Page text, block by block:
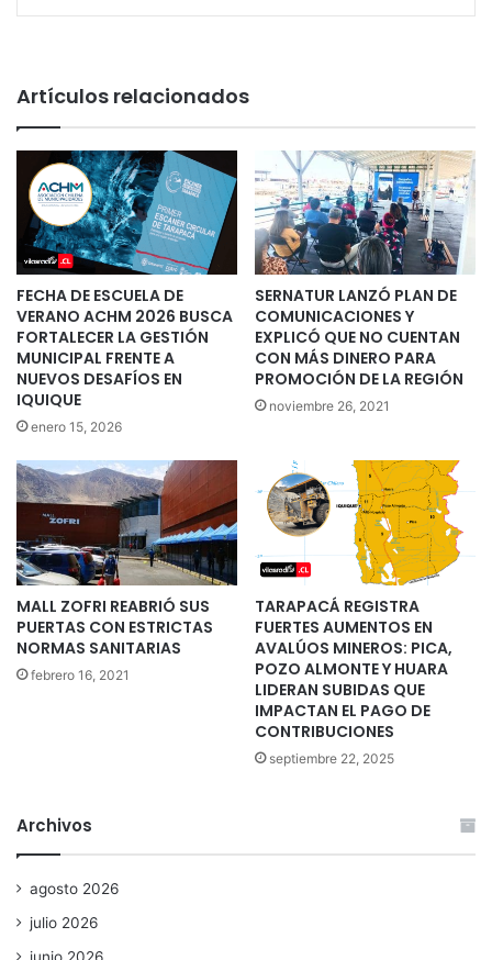
Artículos relacionados
FECHA DE ESCUELA DE
VERANO ACHM 2026 BUSCA
FORTALECER LA GESTIÓN
MUNICIPAL FRENTE A
NUEVOS DESAFÍOS EN
IQUIQUE
enero 15, 2026
SERNATUR LANZÓ PLAN DE
COMUNICACIONES Y
EXPLICÓ QUE NO CUENTAN
CON MÁS DINERO PARA
PROMOCIÓN DE LA REGIÓN
noviembre 26, 2021
MALL ZOFRI REABRIÓ SUS
PUERTAS CON ESTRICTAS
NORMAS SANITARIAS
febrero 16, 2021
TARAPACÁ REGISTRA
FUERTES AUMENTOS EN
AVALÚOS MINEROS: PICA,
POZO ALMONTE Y HUARA
LIDERAN SUBIDAS QUE
IMPACTAN EL PAGO DE
CONTRIBUCIONES
septiembre 22, 2025
Archivos
agosto 2026
julio 2026
junio 2026